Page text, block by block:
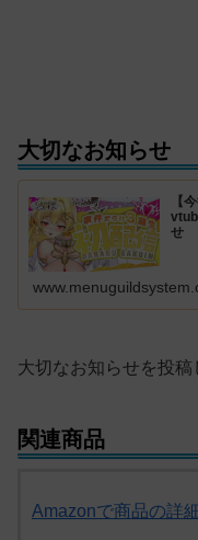
大切なお知らせ
【
せ
大切なお知らせを投稿
関連商品
Amazonで商品の詳